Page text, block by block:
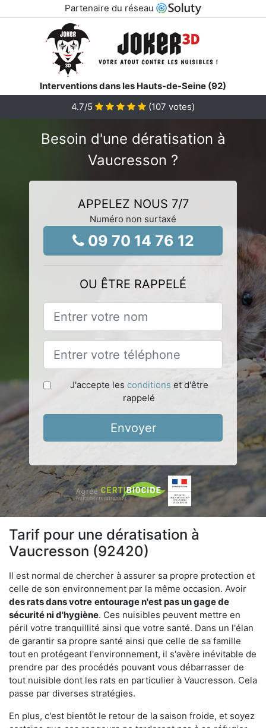
Partenaire du réseau
Interventions dans les Hauts-de-Seine (92)
4.7/5 (107 votes)
Besoin d'une dératisation à
Vaucresson ?
APPELEZ NOUS 7/7
Numéro non surtaxé
09 70 14 76 12
OU ÊTRE RAPPELÉ
J'accepte les conditions et d'être
rappelé
Envoyer
Tarif pour une dératisation à
Vaucresson (92420)
Il est normal de chercher à assurer sa propre protection et
celle de son environnement par la même occasion. Avoir
des rats dans votre entourage n'est pas un gage de
sécurité ni d'hygiène. Ces nuisibles peuvent mettre en
péril votre tranquillité ainsi que votre santé. Dans un l'élan
de garantir sa propre santé ainsi que celle de sa famille
tout en protégeant l'environnement, il s'avère inévitable de
prendre par des procédés pouvant vous débarrasser de
tout nuisible dont les rats en particulier à Vaucresson. Cela
passe par diverses stratégies.
En plus, c'est bientôt le retour de la saison froide, et soyez